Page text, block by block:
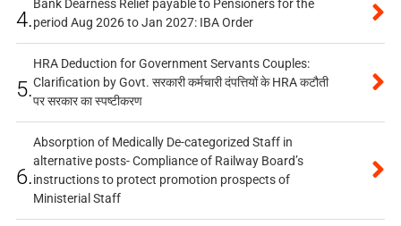
4.
Bank Dearness Relief payable to Pensioners for the
period Aug 2026 to Jan 2027: IBA Order
5.
HRA Deduction for Government Servants Couples:
Clarification by Govt. सरकारी कर्मचारी दंपत्तियों के HRA कटौती
पर सरकार का स्पष्टीकरण
6.
Absorption of Medically De-categorized Staff in
alternative posts- Compliance of Railway Board’s
instructions to protect promotion prospects of
Ministerial Staff